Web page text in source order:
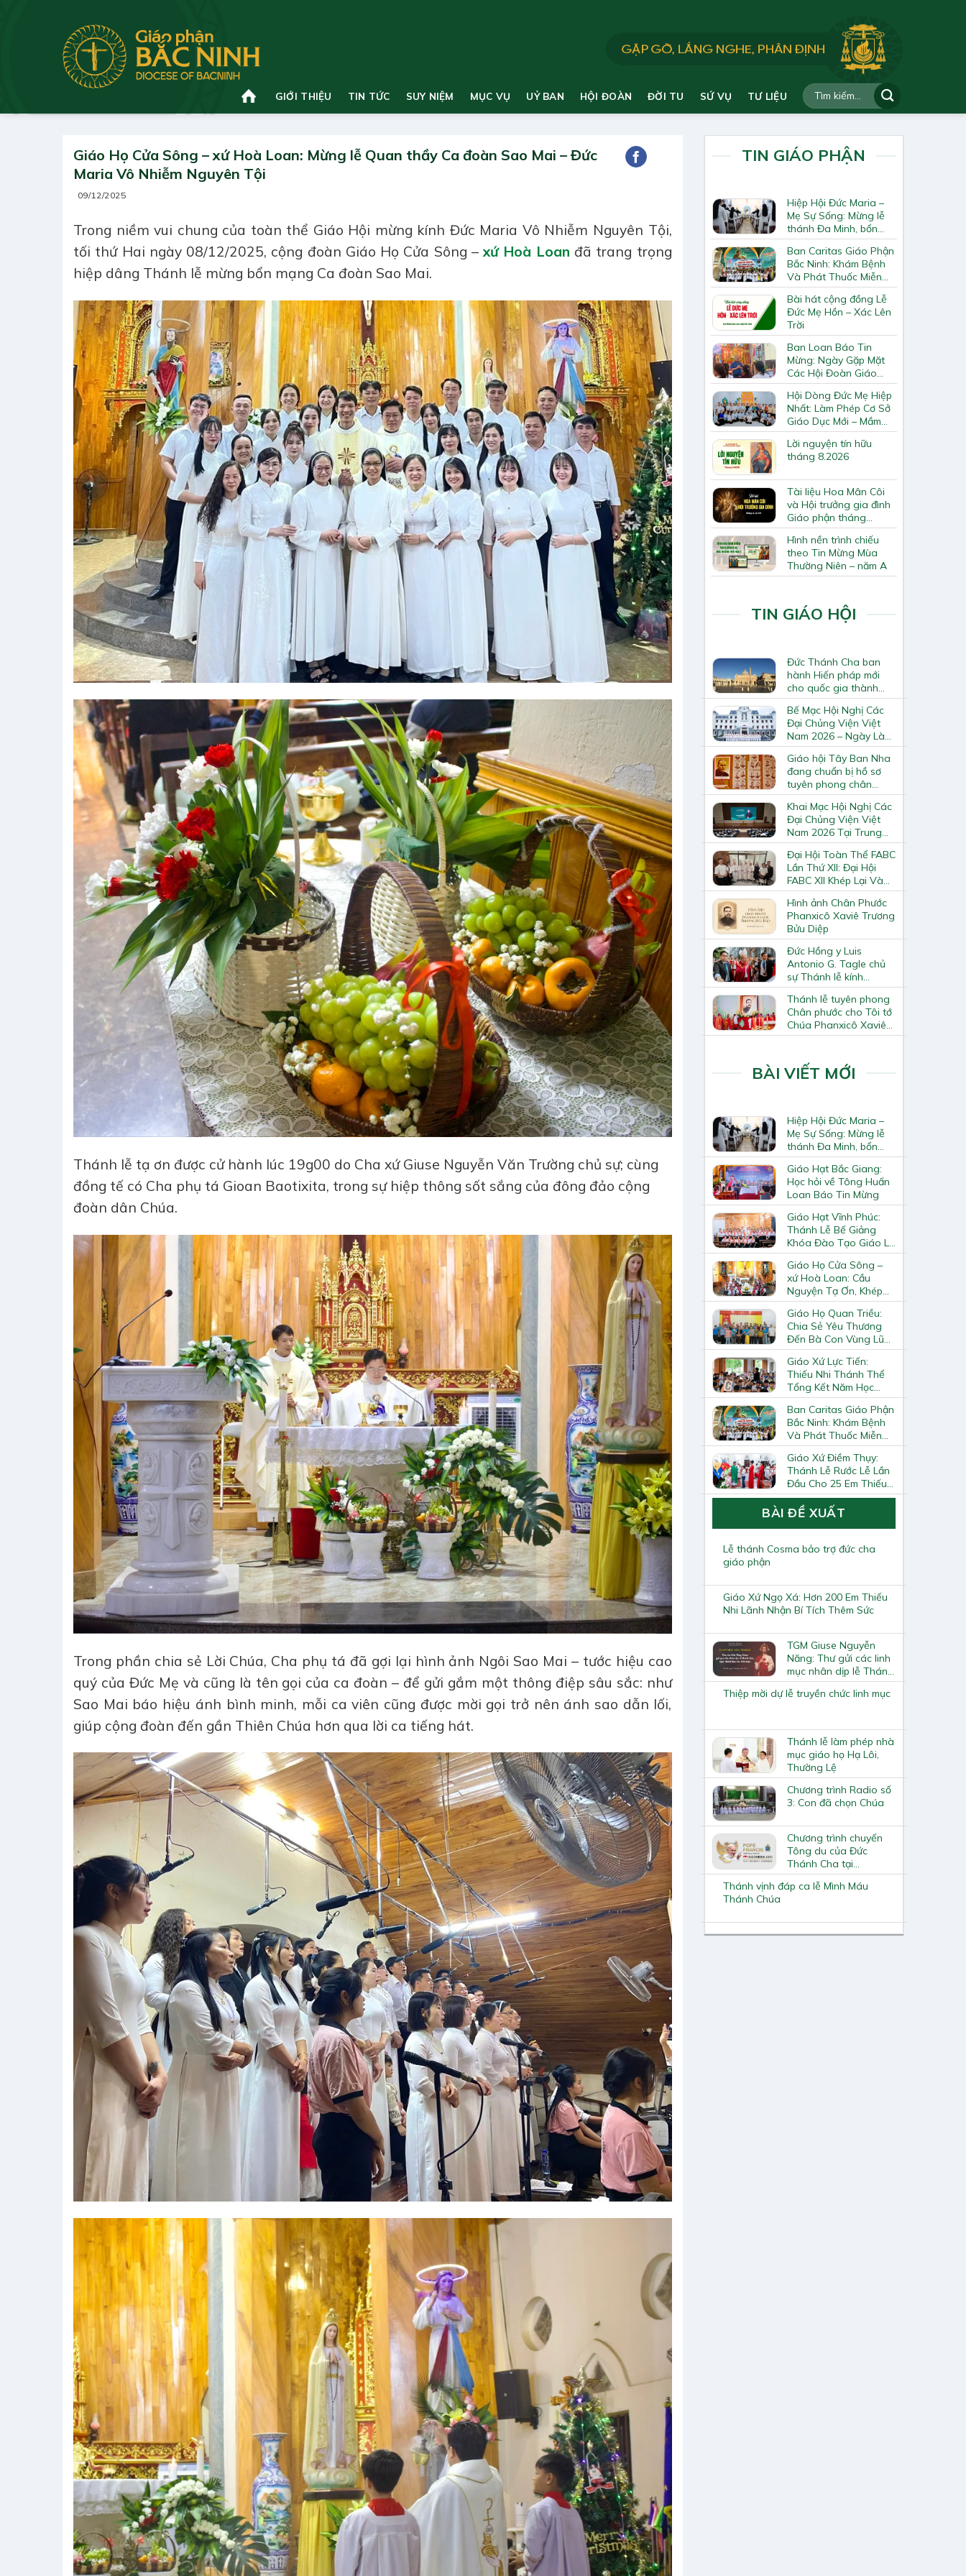
GIỚI THIỆU TIN TỨC SUY NIỆM MỤC VỤ UỶ BAN HỘI ĐOÀN ĐỜI TU SỨ VỤ TƯ LIỆU
Giáo Họ Cửa Sông – xứ Hoà Loan: Mừng lễ Quan thầy Ca đoàn Sao Mai – Đức
Maria Vô Nhiễm Nguyên Tội
09/12/2025
Trong niềm vui chung của toàn thể Giáo Hội mừng kính Đức Maria Vô Nhiễm Nguyên Tội,
tối thứ Hai ngày 08/12/2025, cộng đoàn Giáo Họ Cửa Sông –xứ Hoà Loan đã trang trọng
hiệp dâng Thánh lễ mừng bổn mạng Ca đoàn Sao Mai.
Thánh lễ tạ ơn được cử hành lúc 19g00 do Cha xứ Giuse Nguyễn Văn Trường chủ sự; cùng
đồng tế có Cha phụ tá Gioan Baotixita, trong sự hiệp thông sốt sắng của đông đảo cộng
đoàn dân Chúa.
Trong phần chia sẻ Lời Chúa, Cha phụ tá đã gợi lại hình ảnh Ngôi Sao Mai – tước hiệu cao
quý của Đức Mẹ và cũng là tên gọi của ca đoàn – để gửi gắm một thông điệp sâu sắc: như
Sao Mai báo hiệu ánh bình minh, mỗi ca viên cũng được mời gọi trở nên ánh sao dẫn lối,
giúp cộng đoàn đến gần Thiên Chúa hơn qua lời ca tiếng hát.
TIN GIÁO PHẬN
Hiệp Hội Đức Maria –
Mẹ Sự Sống: Mừng lễ
thánh Đa Minh, bổn
mạng Hiệp Hội
Ban Caritas Giáo Phận
Bắc Ninh: Khám Bệnh
Và Phát Thuốc Miễn
Phí Tại Giáo Xứ Đồng
Chương
Bài hát cộng đồng Lễ
Đức Mẹ Hồn – Xác Lên
Trời
Ban Loan Báo Tin
Mừng: Ngày Gặp Mặt
Các Hội Đoàn Giáo
Hạt Bắc Giang
Hội Dòng Đức Mẹ Hiệp
Nhất: Làm Phép Cơ Sở
Giáo Dục Mới – Mầm
Non Thiên Ân
Lời nguyện tín hữu
tháng 8.2026
Tài liệu Hoa Mân Côi
và Hội trưởng gia đình
Giáo phận tháng
8.2026
Hình nền trình chiếu
theo Tin Mừng Mùa
Thường Niên – năm A
TIN GIÁO HỘI
Đức Thánh Cha ban
hành Hiến pháp mới
cho quốc gia thành
Vatican
Bế Mạc Hội Nghị Các
Đại Chủng Viện Việt
Nam 2026 – Ngày Làm
Việc Cuối Cùng
Giáo hội Tây Ban Nha
đang chuẩn bị hồ sơ
tuyên phong chân
phước và phong thánh
cho 3.344 vị
Khai Mạc Hội Nghị Các
Đại Chủng Viện Việt
Nam 2026 Tại Trung
Tâm Mục Vụ Giáo
Phận Vinh
Đại Hội Toàn Thể FABC
Lần Thứ XII: Đại Hội
FABC XII Khép Lại Và
Mở Ra Một Hành Trình
Mới Cho Giáo Hội Tại
Châu Á
Hình ảnh Chân Phước
Phanxicô Xaviê Trương
Bửu Diệp
Đức Hồng y Luis
Antonio G. Tagle chủ
sự Thánh lễ kính
Thánh Tô-ma Tông đồ
tại Nhà thờ Chính tòa
Hà Nội
Thánh lễ tuyên phong
Chân phước cho Tôi tớ
Chúa Phanxicô Xaviê
Trương Bửu Diệp
BÀI VIẾT MỚI
Hiệp Hội Đức Maria –
Mẹ Sự Sống: Mừng lễ
thánh Đa Minh, bổn
mạng Hiệp Hội
Giáo Hạt Bắc Giang:
Học hỏi về Tông Huấn
Loan Báo Tin Mừng
Giáo Hạt Vĩnh Phúc:
Thánh Lễ Bế Giảng
Khóa Đào Tạo Giáo Lý
Viên – Huynh Trưởng
Cấp II
Giáo Họ Cửa Sông –
xứ Hoà Loan: Cầu
Nguyện Tạ Ơn, Khép
Lại Khóa Huấn Luyện
Giáo Lý Viên Cấp II
Giáo Họ Quan Triều:
Chia Sẻ Yêu Thương
Đến Bà Con Vùng Lũ
Lai Châu
Giáo Xứ Lực Tiến:
Thiếu Nhi Thánh Thể
Tổng Kết Năm Học
Giáo Lý
Ban Caritas Giáo Phận
Bắc Ninh: Khám Bệnh
Và Phát Thuốc Miễn
Phí Tại Giáo Xứ Đồng
Chương
Giáo Xứ Điềm Thụy:
Thánh Lễ Rước Lễ Lần
Đầu Cho 25 Em Thiếu
Nhi
BÀI ĐỀ XUẤT
Lễ thánh Cosma bảo trợ đức cha
giáo phận
Giáo Xứ Ngọ Xá: Hơn 200 Em Thiếu
Nhi Lãnh Nhận Bí Tích Thêm Sức
TGM Giuse Nguyễn
Năng: Thư gửi các linh
mục nhân dịp lễ Thánh
Tâm 2021
Thiệp mời dự lễ truyền chức linh mục
Thánh lễ làm phép nhà
mục giáo họ Hạ Lôi,
Thường Lệ
Chương trình Radio số
3: Con đã chọn Chúa
Chương trình chuyến
Tông du của Đức
Thánh Cha tại
Indonesia, Papua New
Guinea, Đông Timor,
Thánh vịnh đáp ca lễ Mình Máu
Thánh Chúa